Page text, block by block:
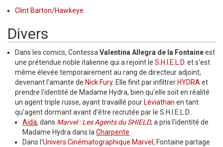
Clint Barton/Hawkeye
Divers
Dans les comics, Contessa Valentina Allegra de la Fontaineest
une prétendue noble italienne qui a rejoint le S.H.I.E.L.D. et s'est
même élevée temporairement au rang de directeur adjoint,
devenant l'amante de Nick Fury. Elle finit par infiltrer HYDRA et
prendre l'identité de Madame Hydra, bien qu'elle soit en réalité
un agent triple russe, ayant travaillé pour Léviathan en tant
qu'agent dormant avant d'être recrutée par le S.H.I.E.L.D..
Aida, dans Marvel : Les Agents du SHIELD, a pris l'identité de
Madame Hydra dans la Charpente
Dans l'Univers Cinématographique Marvel , Fontaine partage